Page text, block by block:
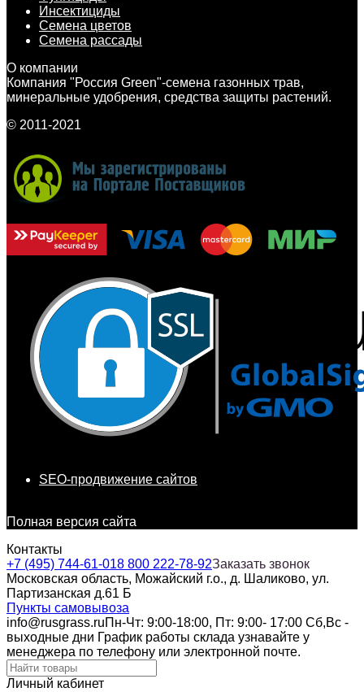
Инсектициды
Семена цветов
Семена рассады
О компании
Компания "Россия Green"-семена газонных трав,
минеральные удобрения, средства защиты растений.
© 2011-2021
SEO-продвижение сайтов
Полная версия сайта
Контакты
+7 (495) 744-61-018 800 222-78-92Заказать звонок
Московская область, Можайский г.о., д. Шаликово, ул.
Партизанская д.61 Б
Пункты самовывоза
info@rusgrass.ruПн-Чт: 9:00-18:00, Пт: 9:00- 17:00 Сб,Вс -
выходные дни График работы склада узнавайте у
менеджера по телефону или электронной почте.
Личный кабинет